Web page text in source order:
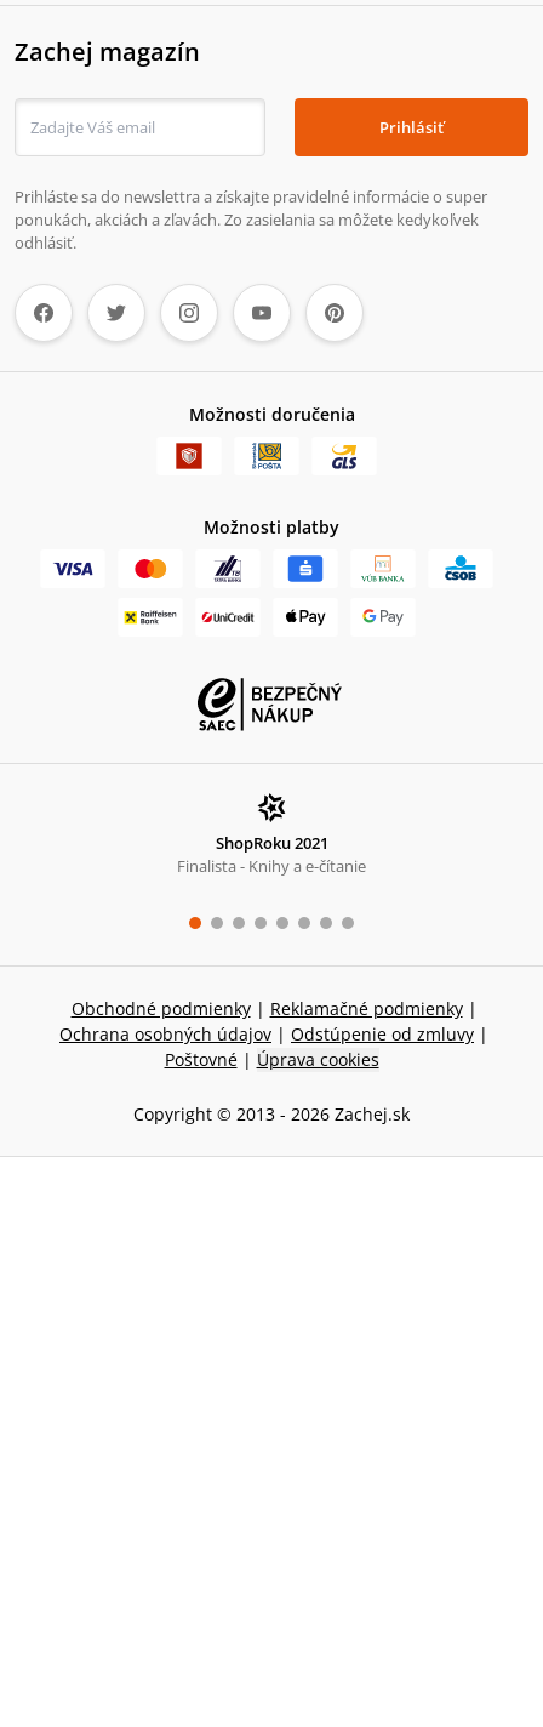
Zachej magazín
Prihlásiť
Prihláste sa do newslettra a získajte pravidelné informácie o super
ponukách, akciách a zľavách. Zo zasielania sa môžete kedykoľvek
odhlásiť.
Možnosti doručenia
Možnosti platby
ShopRoku 2021
Finalista - Knihy a e-čítanie
Obchodné podmienky | Reklamačné podmienky |
Ochrana osobných údajov | Odstúpenie od zmluvy |
Poštovné | Úprava cookies
Copyright © 2013 - 2026 Zachej.sk